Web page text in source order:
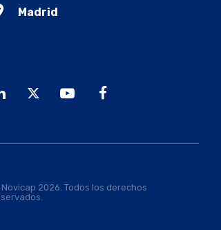
Madrid
2026. Todos los derechos